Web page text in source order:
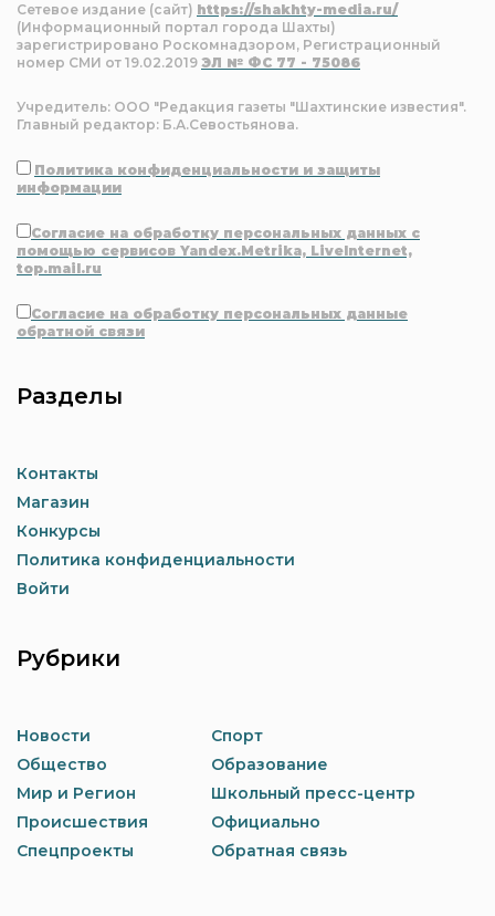
Сетевое издание (сайт) https://shakhty-media.ru/
(Информационный портал города Шахты)
зарегистрировано Роскомнадзором, Регистрационный
номер СМИ от 19.02.2019 ЭЛ № ФС 77 - 75086
Учредитель: ООО "Редакция газеты "Шахтинские известия".
Главный редактор: Б.А.Севостьянова.
Политика конфиденциальности и защиты
информации
Согласие на обработку персональных данных с
помощью сервисов Yandex.Metrika, LiveInternet,
top.mail.ru
Согласие на обработку персональных данные
обратной связи
Разделы
Контакты
Магазин
Конкурсы
Политика конфиденциальности
Войти
Рубрики
Новости
Общество
Мир и Регион
Происшествия
Спецпроекты
Спорт
Образование
Школьный пресс-центр
Официально
Обратная связь